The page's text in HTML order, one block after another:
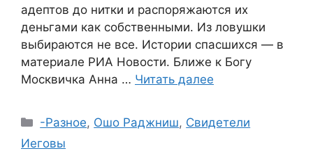
адептов до нитки и распоряжаются их
деньгами как собственными. Из ловушки
выбираются не все. Истории спасшихся — в
материале РИА Новости. Ближе к Богу
Москвичка Анна … Читать далее
Рубрики
-Разное, Ошо Раджниш, Свидетели
Иеговы